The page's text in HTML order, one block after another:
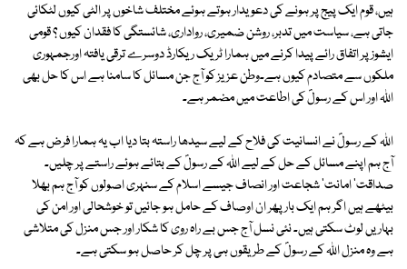
ہیں، قوم ایک پیج پر ہونے کی دعویدار ہوتے ہوئے مختلف شاخوں پر الٹی کیوں لٹکائی
جاتی ہے، سیاست میں تدبر، روشن ضمیری، رواداری، شائستگی کا فقدان کیوں ؟ قومی
ایشوز پر اتفاق رائے پیدا کرنے میں ہمارا ٹریک ریکارڈ دوسرے ترقی یافتہ اورجمہوری
ملکوں سے متصادم کیوں ہے۔وطن عزیز کو آج جن مسائل کا سامنا ہے اس کا حل بھی
اللہ اور اس کے رسولؐ کی اطاعت میں مضمر ہے۔
اللہ کے رسولؐ نے انسانیت کی فلاح کے لیے سیدھا راستہ بتا دیا اب یہ ہمارا فرض ہے کہ
آج ہم اپنے مسائل کے حل کے لیے اللہ کے رسولؐ کے بتائے ہوئے راستے پر چلیں۔
صداقت' امانت' شجاعت اور انصاف جیسے اسلام کے سنہری اصولوں کو آج ہم بھلا
بیٹھے ہیں اگر ہم ایک بار پھر ان اوصاف کے حامل ہو جائیں تو خوشحالی اور امن کی
بہاریں لوٹ سکتی ہیں۔ نئی نسل آج جس بے راہ روی کا شکار اور جس منزل کی متلاشی
ہے وہ منزل اللہ کے رسولؐ کے طریقوں ہی پر چل کر حاصل ہو سکتی ہے۔